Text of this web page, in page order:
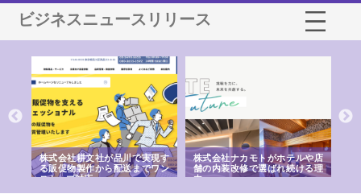
ビジネスニュースリリース
株式会社耕文社が品川で実現す
る販促物製作から配送までワン
ストップ対応
株式会社ナカモトがホテルや店
舗の内装改修で選ばれ続ける理
由